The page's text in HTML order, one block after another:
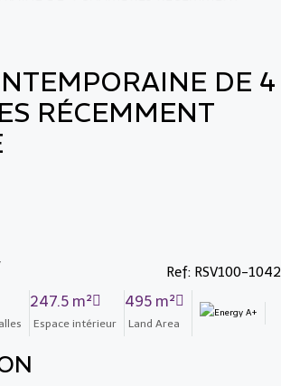
DE 4
RÉCEMMENT
Ref: RSV100-1042
247.5 m²
Espace intérieur
495 m²
Land Area